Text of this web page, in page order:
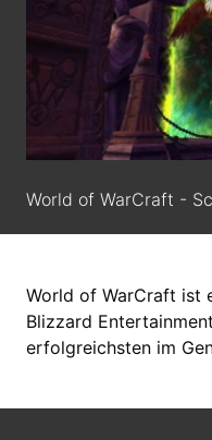
World of WarCraft -
World of WarCraft ist
Blizzard
erfolgreichsten im